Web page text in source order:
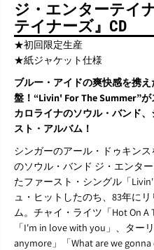
N
E
R
S
『
H
E
E
N
E
R
T
A
I
N
E
R
N
E
R
S
『
H
E
E
N
E
R
T
A
I
N
E
R
ジ・エンターテイ
テイナーズ』CD
★初回限定生産
★紙ジャケット仕様
ブルー・アイドの爽快感を携
盤！“Livin' For The Summer”
カロライナのソウル・バンド
スト・アルバム！
シンガーのアール・ドゥキン
のソウル・バンド ジ・エンタ
たファースト・シングル「
ュ・ヒットしたのち、83年に
ム。チャイ・ライツ「Hot On
「I'm in love with you」、ター
anymore」「What are we